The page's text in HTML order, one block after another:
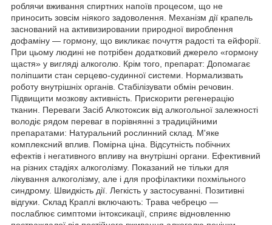
роблячи вживання спиртних напоїв процесом, що не
приносить зовсім ніякого задоволення. Механізм дії крапель
заснований на активизировании природної вироблення
дофаміну — гормону, що викликає почуття радості та ейфорії.
При цьому людині не потрібен додатковий джерело «гормону
щастя» у вигляді алкоголю. Крім того, препарат: Допомагає
поліпшити стан серцево-судинної системи. Нормализвать
роботу внутрішніх органів. Стабілізувати обмін речовин.
Підвищити мозкову активність. Прискорити регенерацію
тканин. Переваги Засіб Алкотоксик від алкогольної залежності
володіє рядом переваг в порівнянні з традиційними
препаратами: Натуральний рослинний склад. М'яке
комплексний вплив. Помірна ціна. Відсутність побічних
ефектів і негативного впливу на внутрішні органи. Ефективний
на різних стадіях алкоголізму. Показаний не тільки для
лікування алкоголізму, але і для профілактики похмільного
синдрому. Швидкість дії. Легкість у застосуванні. Позитивні
відгуки. Склад Краплі включають: Трава чебрецю —
послаблює симптоми інтоксикації, сприяє відновленню